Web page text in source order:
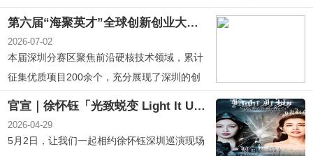
第六届“海聚英才”全球创新创业大赛深圳分赛区正式启动
2026-07-02
本届深圳分赛区聚焦前沿硬核技术领域，累计
征集优质项目200余个，充分展现了深圳的创
官宣｜徐怀钰「光致蜕变 Light It Up」巡回演唱会 · 深圳站
2026-04-29
5月2日，让我们一起相约徐怀钰深圳巡演现场